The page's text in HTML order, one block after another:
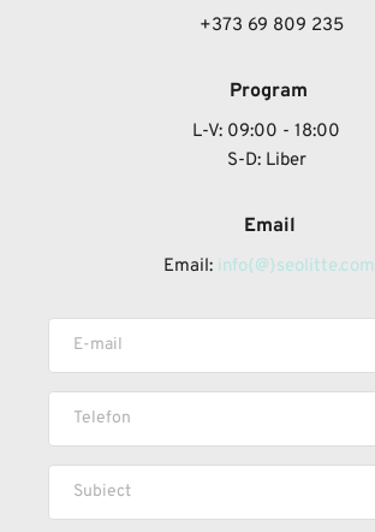
+373 69 809 235
Program
L-V: 09:00 - 18:00
S-D: Liber
Email
Email: info{@}seolitte.com